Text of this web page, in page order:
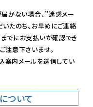
届かない場合、”迷惑メー
たのち、お早めにご連絡
でにお支払いが確認でき
注意下さいませ。
内メールを送信してい
ついて